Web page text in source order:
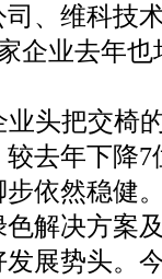
、维科技
企业去年
头把交椅
较去年下降
依然稳健
解决方案
展势头。